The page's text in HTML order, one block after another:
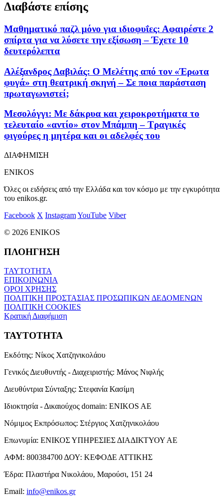
Διαβάστε επίσης
Μαθηματικό παζλ μόνο για ιδιοφυΐες: Αφαιρέστε 2
σπίρτα για να λύσετε την εξίσωση – Έχετε 10
δευτερόλεπτα
Αλέξανδρος Δαβιλάς: Ο Μελέτης από τον «Έρωτα
φυγά» στη θεατρική σκηνή – Σε ποια παράσταση
πρωταγωνιστεί;
Μεσολόγγι: Με δάκρυα και χειροκροτήματα το
τελευταίο «αντίο» στον Μπάμπη – Τραγικές
φιγούρες η μητέρα και οι αδελφές του
ΔΙΑΦΗΜΙΣΗ
ENIKOS
Όλες οι ειδήσεις από την Ελλάδα και τον κόσμο με την εγκυρότητα
του enikos.gr.
Facebook X InstagramYouTube Viber
© 2026 ENIKOS
ΠΛΟΗΓΗΣΗ
ΤΑΥΤΟΤΗΤΑ
ΕΠΙΚΟΙΝΩΝΙΑ
ΟΡΟΙ ΧΡΗΣΗΣ
ΠΟΛΙΤΙΚΗ ΠΡΟΣΤΑΣΙΑΣ ΠΡΟΣΩΠΙΚΩΝ ΔΕΔΟΜΕΝΩΝ
ΠΟΛΙΤΙΚΗ COOKIES
Κρατική Διαφήμιση
ΤΑΥΤΟΤΗΤΑ
Εκδότης: Νίκος Χατζηνικολάου
Γενικός Διευθυντής - Διαχειριστής: Μάνος Νιφλής
Διευθύντρια Σύνταξης: Στεφανία Κασίμη
Ιδιοκτησία - Δικαιούχος domain: ENIKOS AE
Νόμιμος Εκπρόσωπος: Στέργιος Χατζηνικολάου
Επωνυμία: ΕΝΙΚΟΣ ΥΠΗΡΕΣΙΕΣ ΔΙΑΔΙΚΤΥΟΥ ΑΕ
ΑΦΜ: 800384700 ΔΟΥ: ΚΕΦΟΔΕ ΑΤΤΙΚΗΣ
Έδρα: Πλαστήρα Νικολάου, Μαρούσι, 151 24
Email: info@enikos.gr